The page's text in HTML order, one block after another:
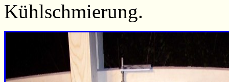
Kühlschmierung.